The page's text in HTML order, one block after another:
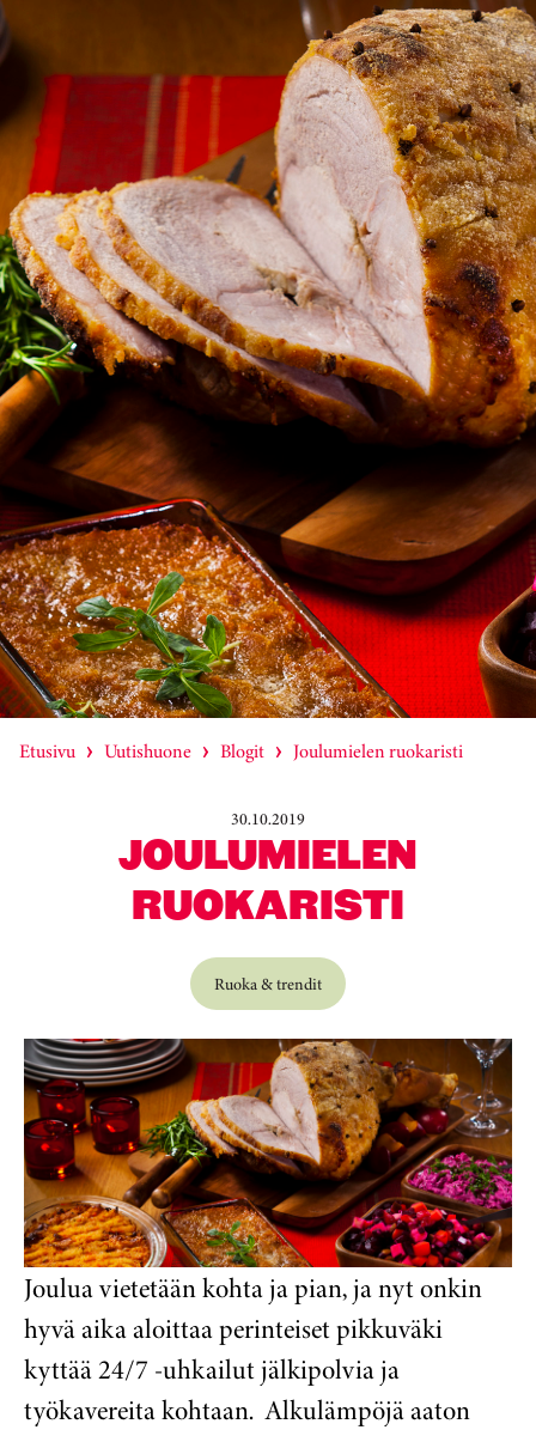
Etusivu Uutishuone Blogit Joulumielen ruokaristi
30.10.2019
JOULUMIELEN
RUOKARISTI
Ruoka & trendit
Joulua vietetään kohta ja pian, ja nyt onkin
hyvä aika aloittaa perinteiset pikkuväki
kyttää 24/7 -uhkailut jälkipolvia ja
työkavereita kohtaan. Alkulämpöjä aaton